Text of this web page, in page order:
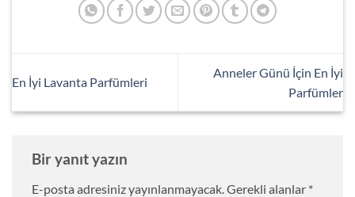
En İyi Lavanta Parfümleri
Anneler Günü İçin En İyi
Parfümler
Bir yanıt yazın
E-posta adresiniz yayınlanmayacak. Gerekli alanlar *